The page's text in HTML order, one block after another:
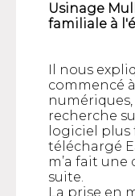
Usinage
familiale à
Il nous
commencé
numériques,
recherche
logiciel plus
téléchargé
m’a fait une
suite.
La prise en